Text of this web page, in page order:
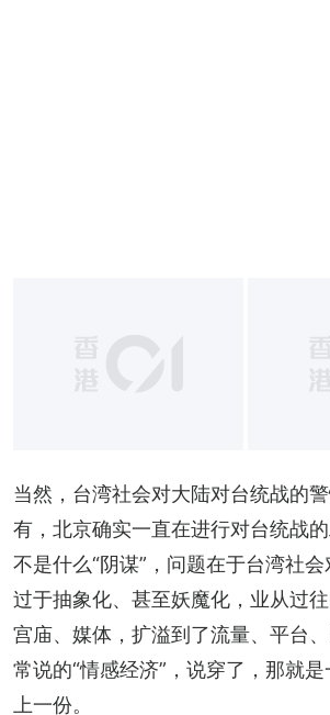
当然，台湾社会对大陆对台统战的
有，北京确实一直在进行对台统战
不是什么“阴谋”，问题在于台湾社
过于抽象化、甚至妖魔化，业从过往
宫庙、媒体，扩溢到了流量、平台
常说的“情感经济”，说穿了，那就是
上一份。